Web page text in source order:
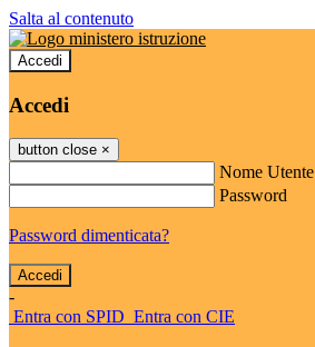
Salta al contenuto
Accedi
Accedi
button close ×
Nome Utente
Password
Password dimenticata?
-
Entra con SPID Entra con CIE